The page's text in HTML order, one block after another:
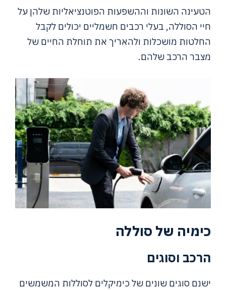
הטעינה השונות וההשפעות הפוטנציאליות שלהן על
חיי הסוללה, בעלי רכבים חשמליים יכולים לקבל
החלטות מושכלות ולהאריך את תוחלת החיים של
מצבר הרכב שלהם.
כימיה של סוללה
הרכב וסוגים
ישנם סוגים שונים של כימיקלים לסוללות המשמשים